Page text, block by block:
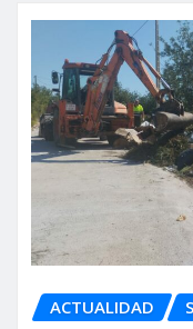
ACTUALIDAD